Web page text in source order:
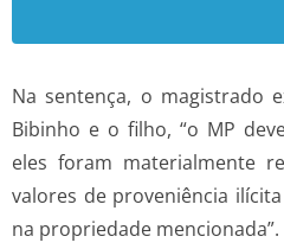
Na sentença, o magistrado
Bibinho e o filho, “o MP
eles foram materialmente
valores de proveniência
na propriedade mencionada”.